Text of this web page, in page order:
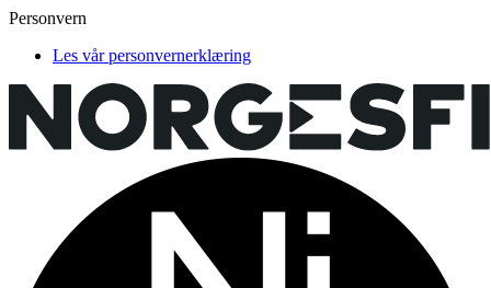
Personvern
Les vår personvernerklæring